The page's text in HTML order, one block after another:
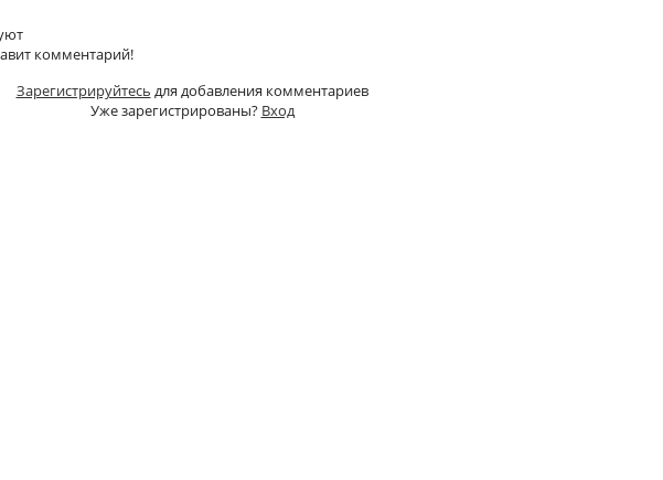
комментарий!
Зарегистрируйтесь для добавления комментариев
Уже зарегистрированы? Вход